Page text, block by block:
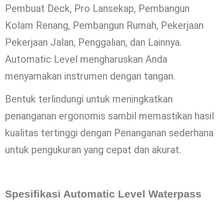
Pembuat Deck, Pro Lansekap, Pembangun
Kolam Renang, Pembangun Rumah, Pekerjaan
Pekerjaan Jalan, Penggalian, dan Lainnya.
Automatic Level mengharuskan Anda
menyamakan instrumen dengan tangan.
Bentuk terlindungi untuk meningkatkan
penanganan ergonomis sambil memastikan hasil
kualitas tertinggi dengan Penanganan sederhana
untuk pengukuran yang cepat dan akurat.
Spesifikasi Automatic Level Waterpass